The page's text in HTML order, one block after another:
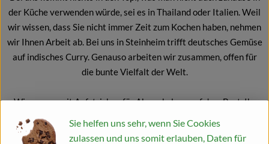
der Küche verwenden würde, sei es in Thailand oder Italien. Weil
wir wissen, dass Sie nicht immer Zeit zum Kochen haben, nehmen
wir Ihnen Arbeit ab. Bei uns in Steinheim trifft deutsches Gemüse
auf indisches Curry. Genauso arbeiten wir zusammen, offen für
die bunte Vielfalt der Welt.
Wir sorgen mit Aufstrichen für Abwechslung auf dem Brot. Ihr
Kochtopf wird mit unseren Kochsoßen und Currypasten zur
asiatischen Straßenküche und unsere Soßen sorgen dafür, dass es
Sie helfen uns sehr, wenn Sie Cookies
zulassen und uns somit erlauben, Daten für